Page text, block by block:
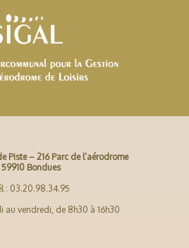
Piste – 216 Parc de l’aérodrome
59910 Bondues
: 03.20.98.34.95
au vendredi, de 8h30 à 16h30